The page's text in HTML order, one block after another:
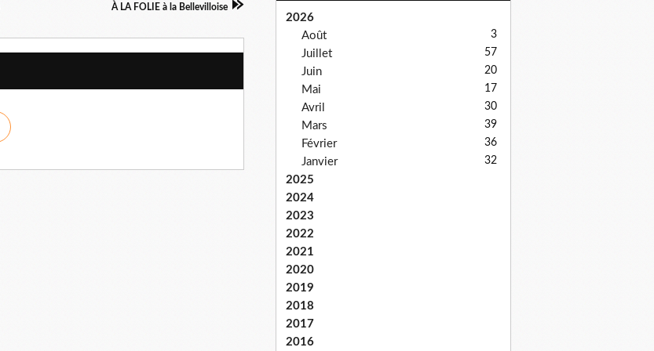
À LA FOLIE à la Bellevilloise
2026
Août
3
Juillet 57
Juin 20
Mai 17
Avril 30
Mars 39
Février 36
Janvier 32
2025
2024
2023
2022
2021
2020
2019
2018
2017
2016